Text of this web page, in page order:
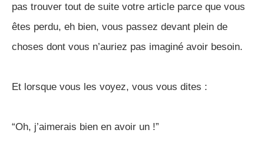
pas trouver tout de suite votre article parce que vous
êtes perdu, eh bien, vous passez devant plein de
choses dont vous n’auriez pas imaginé avoir besoin.
Et lorsque vous les voyez, vous vous dites :
“Oh, j’aimerais bien en avoir un !”